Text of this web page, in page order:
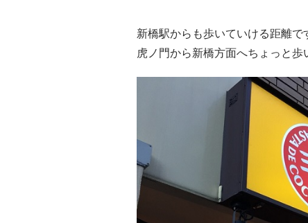
新橋駅からも歩いていける距離で
虎ノ門から新橋方面へちょっと歩